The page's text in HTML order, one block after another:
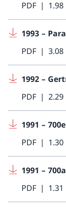
PDF
1993 –
PDF
1992 –
PDF
1991 –
PDF
1991 –
PDF